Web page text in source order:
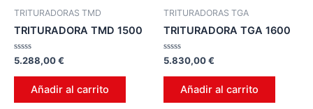
TRITURADORAS TMD
TRITURADORA TMD 1500
Valorado
en
0
5.288,00€
Añadir al carrito
TRITURADORAS TGA
TRITURADORA TGA 1600
Valorado
en
0
5.830,00€
Añadir al carrito